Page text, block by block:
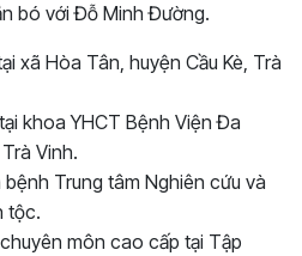
bó với Đỗ Minh Đường.
xã Hòa Tân, huyện Cầu Kè, Trà
khoa YHCT Bệnh Viện Đa
Vinh.
Trung tâm Nghiên cứu và
tộc.
môn cao cấp tại Tập